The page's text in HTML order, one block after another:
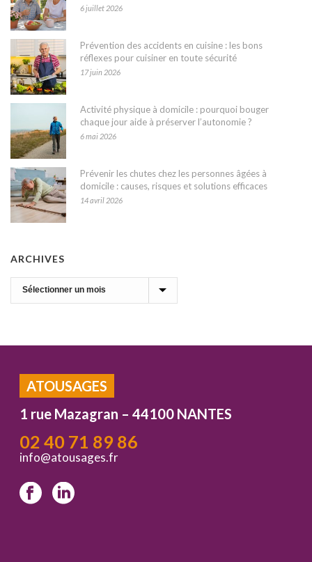
6 juillet 2026
Prévention des accidents en cuisine : les bons
réflexes pour cuisiner en toute sécurité
17 juin 2026
Activité physique à domicile : pourquoi bouger
chaque jour aide à préserver l’autonomie ?
6 mai 2026
Prévenir les chutes chez les personnes âgées à
domicile : causes, risques et solutions efficaces
14 avril 2026
ARCHIVES
Archives
ATOUSAGES
1 rue Mazagran – 44100 NANTES
02 40 71 89 86
info@atousages.fr